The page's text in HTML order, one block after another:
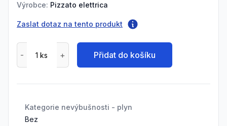
Výrobce: Pizzato elettrica
Zaslat dotaz na tento produkt
Přidat do košíku
Kategorie nevýbušnosti - plyn
Bez